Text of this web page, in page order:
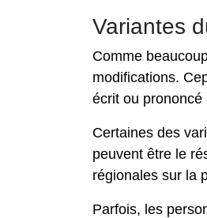
Variantes
Comme
modifications.
écrit ou
Certaines des
peuvent être le
régionales sur la
Parfois, les